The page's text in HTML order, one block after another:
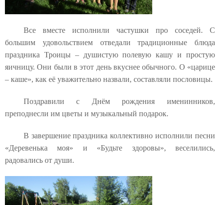
Все вместе исполнили частушки про соседей. С
большим удовольствием отведали традиционные блюда
праздника Троицы – душистую полевую кашу и простую
яичницу. Они были в этот день вкуснее обычного. О «царице
– каше», как её уважительно назвали, составляли пословицы.
Поздравили с Днём рождения именинников,
преподнесли им цветы и музыкальный подарок.
В завершение праздника коллективно исполнили песни
«Деревенька моя» и «Будьте здоровы», веселились,
радовались от души.